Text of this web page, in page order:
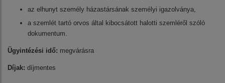
az elhunyt személy házastársának személyi igazolványa,
a szemlét tartó orvos által kibocsátott halotti szemléről szóló
dokumentum.
Ügyintézési idő: megvárásra
Díjak: díjmentes